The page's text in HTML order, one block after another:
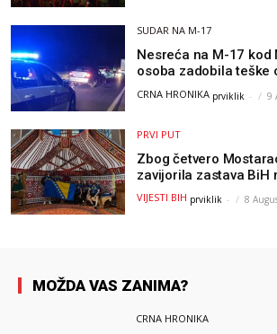
SUDAR NA M-17
Nesreća na M-17 kod
osoba zadobila teške
CRNA HRONIKA prviklik - 9
PRVI PUT
Zbog četvero
zavijorila zastava BiH
olimpijadi, a sada je
postao član komiteta
VIJESTI BIH prviklik - 8
MOŽDA VAS ZANIMA?
CRNA HRONIKA